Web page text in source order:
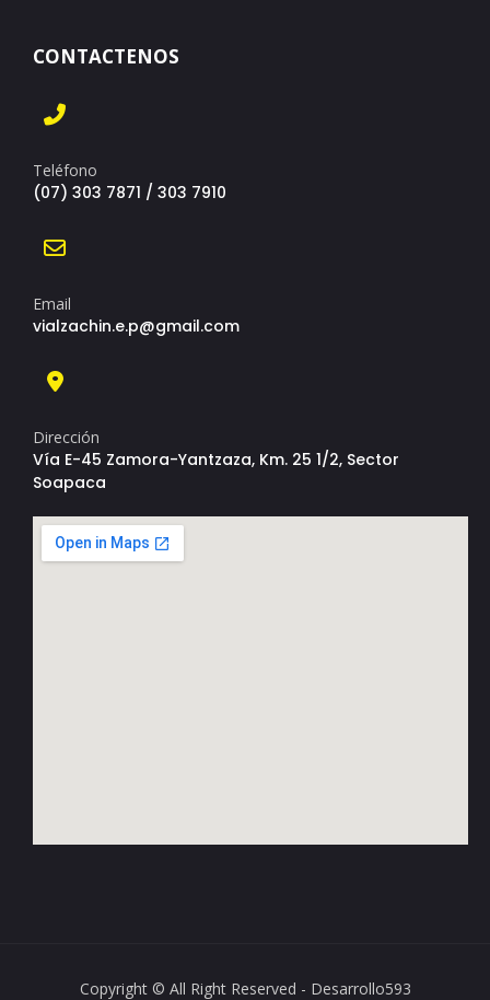
CONTACTENOS
Teléfono
(07) 303 7871 / 303 7910
Email
vialzachin.e.p@gmail.com
Dirección
Vía E-45 Zamora-Yantzaza, Km. 25 1/2, Sector
Soapaca
Copyright © All Right Reserved - Desarrollo593